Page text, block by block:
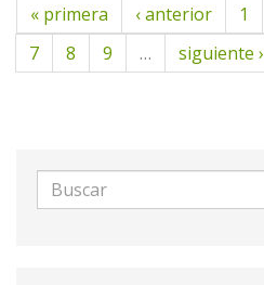
« primera ‹ anterior 1
7
8 9 … siguiente ›
Formulario
de